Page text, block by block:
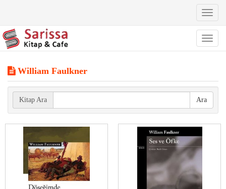
Toggle
Toggle
William Faulkner
Kitap Ara Ara